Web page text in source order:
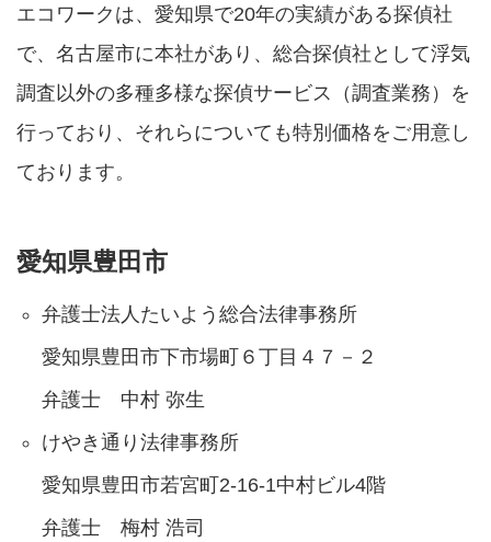
エコワークは、愛知県で20年の実績がある探偵社
で、名古屋市に本社があり、総合探偵社として浮気
調査以外の多種多様な探偵サービス（調査業務）を
行っており、それらについても特別価格をご用意し
ております。
愛知県豊田市
弁護士法人たいよう総合法律事務所
愛知県豊田市下市場町６丁目４７－２
弁護士 中村 弥生
けやき通り法律事務所
愛知県豊田市若宮町2-16-1中村ビル4階
弁護士 梅村 浩司